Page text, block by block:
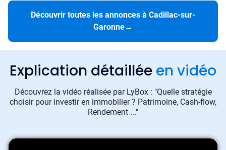
Découvrir toutes les annonces à Cadillac-sur-
Garonne→
Explication détaillée en vidéo
Découvrez la vidéo réalisée par LyBox : "Quelle stratégie
choisir pour investir en immobilier ? Patrimoine, Cash-flow,
Rendement ..."